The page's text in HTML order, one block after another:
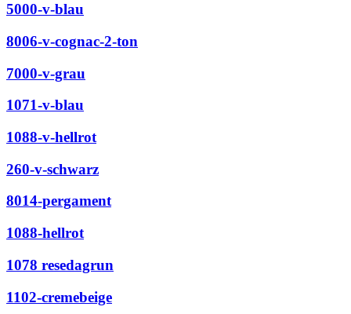
5000-v-blau
8006-v-cognac-2-ton
7000-v-grau
1071-v-blau
1088-v-hellrot
260-v-schwarz
8014-pergament
1088-hellrot
1078 resedagrun
1102-cremebeige